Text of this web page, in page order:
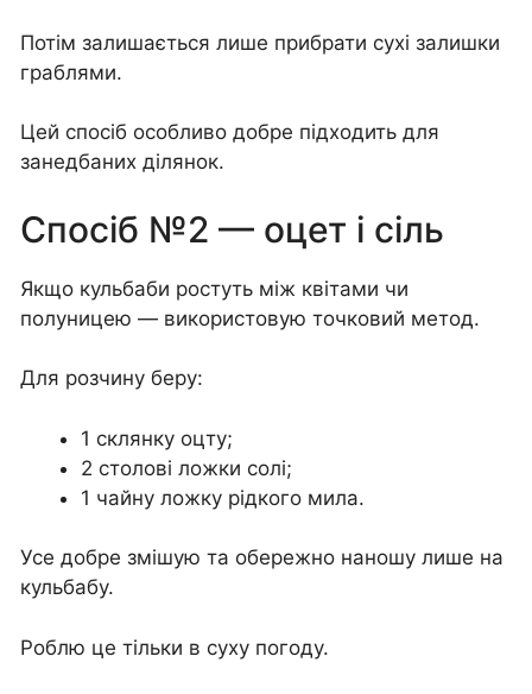
Потім залишається лише прибрати сухі залишки
граблями.
Цей спосіб особливо добре підходить для
занедбаних ділянок.
Спосіб №2 — оцет і сіль
Якщо кульбаби ростуть між квітами чи
полуницею — використовую точковий метод.
Для розчину беру:
1 склянку оцту;
2 столові ложки солі;
1 чайну ложку рідкого мила.
Усе добре змішую та обережно наношу лише на
кульбабу.
Роблю це тільки в суху погоду.